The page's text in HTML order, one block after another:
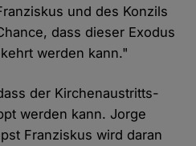
und des Konzils
dass dieser Exodus
werden kann."
der Kirchenaustritts-
werden kann. Jorge
Franziskus wird daran